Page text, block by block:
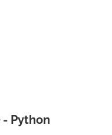
- Python